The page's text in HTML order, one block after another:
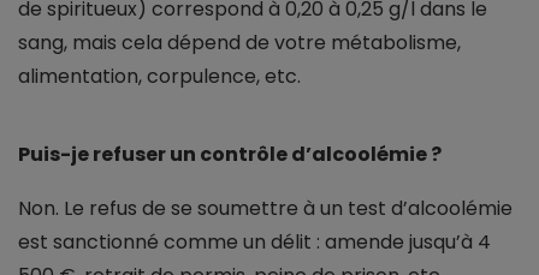
de spiritueux) correspond à 0,20 à 0,25 g/l dans le
sang, mais cela dépend de votre métabolisme,
alimentation, corpulence, etc.
Puis-je refuser un contrôle d’alcoolémie ?
Non. Le refus de se soumettre à un test d’alcoolémie
est sanctionné comme un délit : amende jusqu’à 4